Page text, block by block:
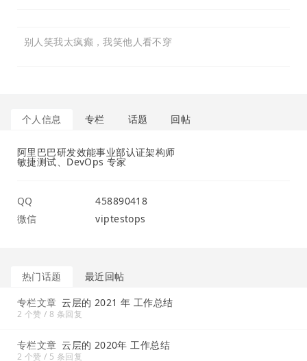
别人笑我太疯癫，我笑他人看不穿
个人信息 专栏 话题 回帖
阿里巴巴研发效能事业部认证架构师
敏捷测试、DevOps 专家
QQ
458890418
微信
viptestops
热门话题
最近回帖
专栏文章 云层的 2021 年 工作总结
2 个赞 / 8 条回复
专栏文章 云层的 2020年 工作总结
2 个赞 / 5 条回复